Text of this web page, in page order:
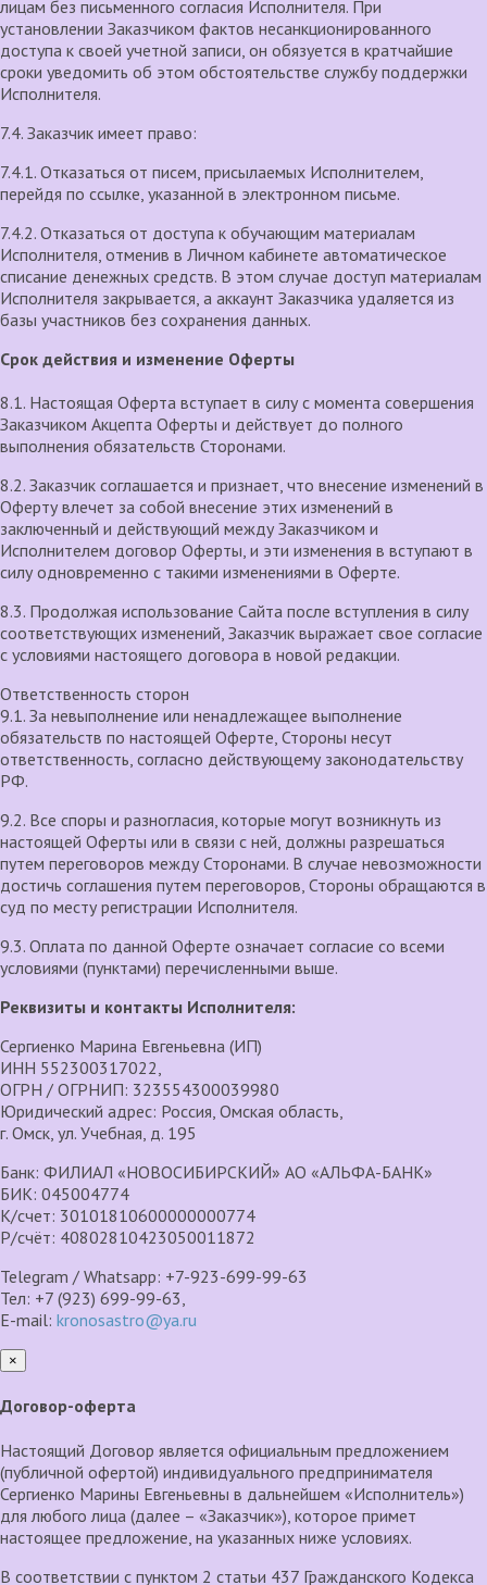
лицам без письменного согласия Исполнителя. При
установлении Заказчиком фактов несанкционированного
доступа к своей учетной записи, он обязуется в кратчайшие
сроки уведомить об этом обстоятельстве службу поддержки
Исполнителя.
7.4. Заказчик имеет право:
7.4.1. Отказаться от писем, присылаемых Исполнителем,
перейдя по ссылке, указанной в электронном письме.
7.4.2. Отказаться от доступа к обучающим материалам
Исполнителя, отменив в Личном кабинете автоматическое
списание денежных средств. В этом случае доступ материалам
Исполнителя закрывается, а аккаунт Заказчика удаляется из
базы участников без сохранения данных.
Срок действия и изменение Оферты
8.1. Настоящая Оферта вступает в силу с момента совершения
Заказчиком Акцепта Оферты и действует до полного
выполнения обязательств Сторонами.
8.2. Заказчик соглашается и признает, что внесение изменений в
Оферту влечет за собой внесение этих изменений в
заключенный и действующий между Заказчиком и
Исполнителем договор Оферты, и эти изменения в вступают в
силу одновременно с такими изменениями в Оферте.
8.3. Продолжая использование Сайта после вступления в силу
соответствующих изменений, Заказчик выражает свое согласие
с условиями настоящего договора в новой редакции.
Ответственность сторон
9.1. За невыполнение или ненадлежащее выполнение
обязательств по настоящей Оферте, Стороны несут
ответственность, согласно действующему законодательству
РФ.
9.2. Все споры и разногласия, которые могут возникнуть из
настоящей Оферты или в связи с ней, должны разрешаться
путем переговоров между Сторонами. В случае невозможности
достичь соглашения путем переговоров, Стороны обращаются в
суд по месту регистрации Исполнителя.
9.3. Оплата по данной Оферте означает согласие со всеми
условиями (пунктами) перечисленными выше.
Реквизиты и контакты Исполнителя:
Сергиенко Марина Евгеньевна (ИП)
ИНН 552300317022,
ОГРН / ОГРНИП: 323554300039980
Юридический адрес: Россия, Омская область,
г. Омск, ул. Учебная, д. 195
Банк: ФИЛИАЛ «НОВОСИБИРСКИЙ» АО «АЛЬФА-БАНК»
БИК: 045004774
К/счет: 30101810600000000774
Р/счёт: 40802810423050011872
Telegram / Whatsapp: +7-923-699-99-63
Тел: +7 (923) 699-99-63,
E-mail: kronosastro@ya.ru
×
закрыть
Договор-оферта
Настоящий Договор является официальным предложением
(публичной офертой) индивидуального предпринимателя
Сергиенко Марины Евгеньевны в дальнейшем «Исполнитель»)
для любого лица (далее – «Заказчик»), которое примет
настоящее предложение, на указанных ниже условиях.
В соответствии с пунктом 2 статьи 437 Гражданского Кодекса